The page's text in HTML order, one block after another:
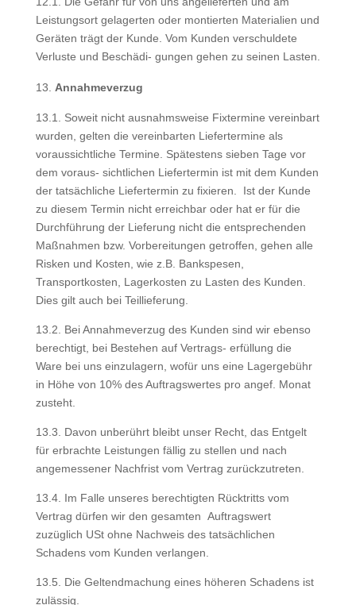
Leistungsort gelagerten oder montierten Materialien und
Geräten trägt der Kunde. Vom Kunden verschuldete
Verluste und Beschädi- gungen gehen zu seinen Lasten.
Annahmeverzug
13.1. Soweit nicht ausnahmsweise Fixtermine vereinbart
wurden, gelten die vereinbarten Liefertermine als
voraussichtliche Termine. Spätestens sieben Tage vor
dem voraus- sichtlichen Liefertermin ist mit dem Kunden
der tatsächliche Liefertermin zu fixieren. Ist der Kunde
zu diesem Termin nicht erreichbar oder hat er für die
Durchführung der Lieferung nicht die entsprechenden
Maßnahmen bzw. Vorbereitungen getroffen, gehen alle
Risken und Kosten, wie z.B. Bankspesen,
Transportkosten, Lagerkosten zu Lasten des Kunden.
Dies gilt auch bei Teillieferung.
13.2. Bei Annahmeverzug des Kunden sind wir ebenso
berechtigt, bei Bestehen auf Vertrags- erfüllung die
Ware bei uns einzulagern, wofür uns eine Lagergebühr
in Höhe von 10% des Auftragswertes pro angef. Monat
zusteht.
13.3. Davon unberührt bleibt unser Recht, das Entgelt
für erbrachte Leistungen fällig zu stellen und nach
angemessener Nachfrist vom Vertrag zurückzutreten.
13.4. Im Falle unseres berechtigten Rücktritts vom
Vertrag dürfen wir den gesamten Auftragswert
zuzüglich USt ohne Nachweis des tatsächlichen
Schadens vom Kunden verlangen.
13.5. Die Geltendmachung eines höheren Schadens ist
zulässig.